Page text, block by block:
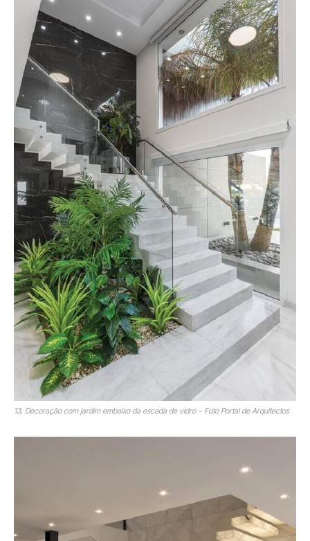
13. Decoração com jardim embaixo da escada de vidro – Foto Portal de Arquitectos